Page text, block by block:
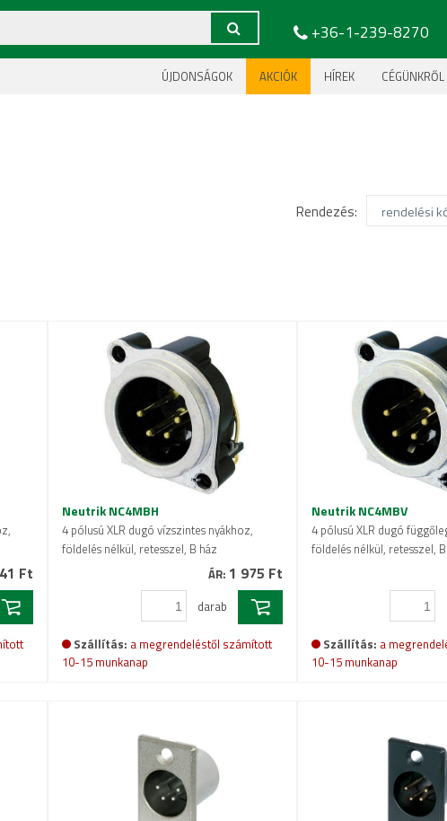
+36-1-239-8270
CÉGÜNKRŐL
HÍREK
AKCIÓK
ÚJDONSÁGOK
Rendezés:
Ft
Neutrik NC4MBH
4 pólusú XLR dugó vízszintes nyákhoz,
földelés nélkül, retesszel, B ház
ÁR: 1 975 Ft
darab
Szállítás: a megrendeléstől számított
10-15 munkanap
Neutrik NC4MBV
4 pólusú XLR dugó
földelés nélkül, retesszel,
Szállítás: a
10-15 munkanap